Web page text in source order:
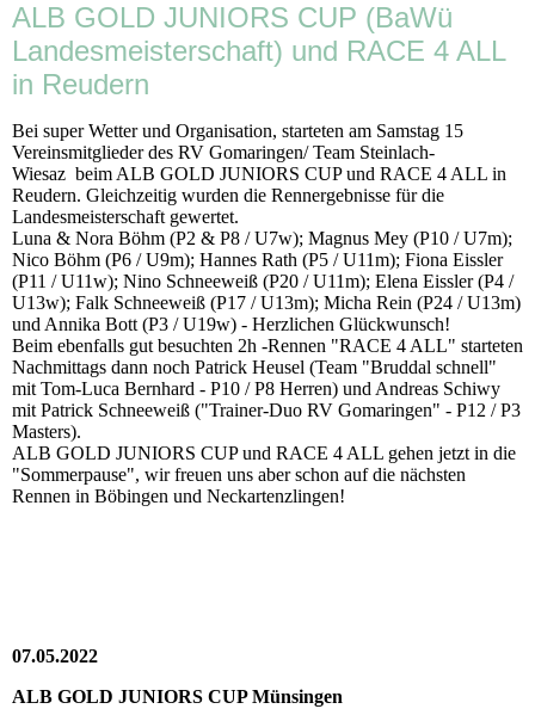
ALB GOLD JUNIORS CUP (BaWü
Landesmeisterschaft) und RACE 4 ALL
in Reudern
Bei super Wetter und Organisation, starteten am Samstag 15
Vereinsmitglieder des RV Gomaringen/ Team Steinlach-
Wiesaz beim ALB GOLD JUNIORS CUP und RACE 4 ALL in
Reudern. Gleichzeitig wurden die Rennergebnisse für die
Landesmeisterschaft gewertet.
Luna & Nora Böhm (P2 & P8 / U7w); Magnus Mey (P10 / U7m);
Nico Böhm (P6 / U9m); Hannes Rath (P5 / U11m); Fiona Eissler
(P11 / U11w); Nino Schneeweiß (P20 / U11m); Elena Eissler (P4 /
U13w); Falk Schneeweiß (P17 / U13m); Micha Rein (P24 / U13m)
und Annika Bott (P3 / U19w) - Herzlichen Glückwunsch!
Beim ebenfalls gut besuchten 2h -Rennen "RACE 4 ALL" starteten
Nachmittags dann noch Patrick Heusel (Team "Bruddal schnell"
mit Tom-Luca Bernhard - P10 / P8 Herren) und Andreas Schiwy
mit Patrick Schneeweiß ("Trainer-Duo RV Gomaringen" - P12 / P3
Masters).
ALB GOLD JUNIORS CUP und RACE 4 ALL gehen jetzt in die
"Sommerpause", wir freuen uns aber schon auf die nächsten
Rennen in Böbingen und Neckartenzlingen!
07.05.2022
ALB GOLD JUNIORS CUP Münsingen